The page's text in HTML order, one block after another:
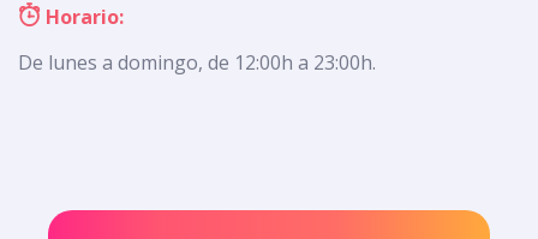
Horario:
De lunes a domingo, de 12:00h a 23:00h.